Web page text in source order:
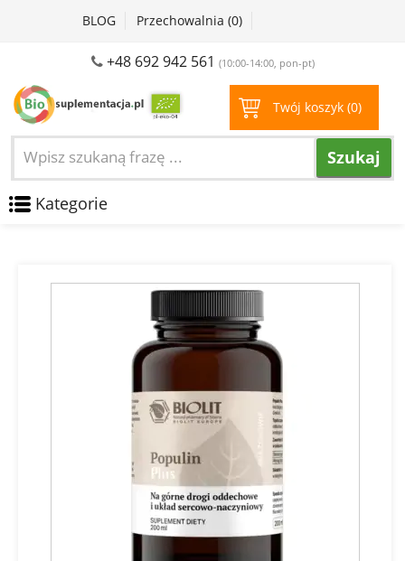
BLOG Przechowalnia (0)
+48 692 942 561 (10:00-14:00, pon-pt)
Twój koszyk (0)
Szukaj
Kategorie